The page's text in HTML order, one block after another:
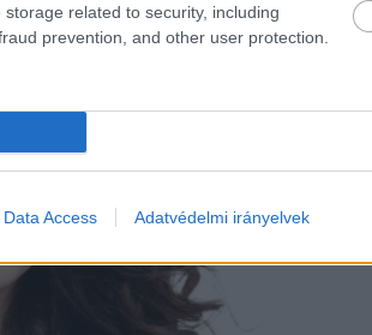
related to security, including
prevention, and other user protection.
Data Access Adatvédelmi irányelvek